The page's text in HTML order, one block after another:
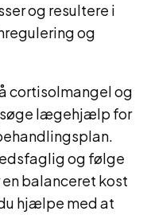
og resultere i
og
cortisolmangel og
lægehjælp for
og følge
balanceret kost
hjælpe med at